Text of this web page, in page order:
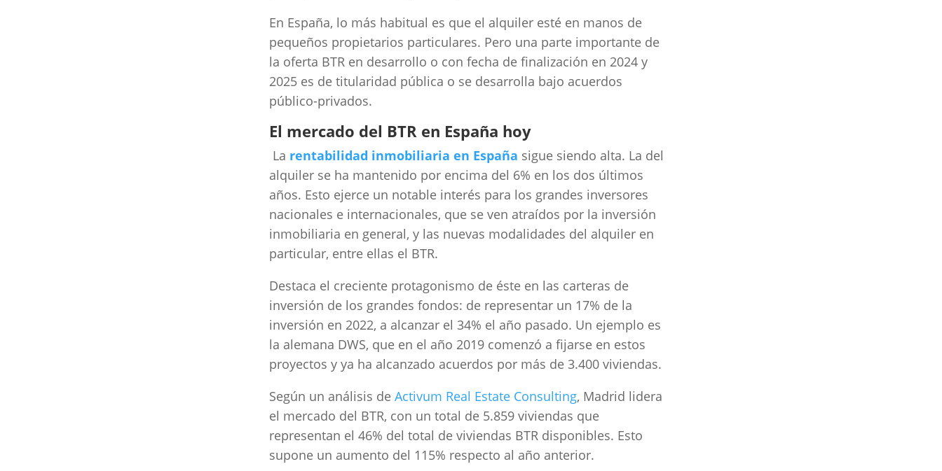
En España, lo más habitual es que el alquiler esté en manos de
pequeños propietarios particulares. Pero una parte importante de
la oferta BTR en desarrollo o con fecha de finalización en 2024 y
2025 es de titularidad pública o se desarrolla bajo acuerdos
público-privados.
El mercado del BTR en España hoy
La rentabilidad inmobiliaria en España sigue siendo alta. La del
alquiler se ha mantenido por encima del 6% en los dos últimos
años. Esto ejerce un notable interés para los grandes inversores
nacionales e internacionales, que se ven atraídos por la inversión
inmobiliaria en general, y las nuevas modalidades del alquiler en
particular, entre ellas el BTR.
Destaca el creciente protagonismo de éste en las carteras de
inversión de los grandes fondos: de representar un 17% de la
inversión en 2022, a alcanzar el 34% el año pasado. Un ejemplo es
la alemana DWS, que en el año 2019 comenzó a fijarse en estos
proyectos y ya ha alcanzado acuerdos por más de 3.400 viviendas.
Según un análisis de Activum Real Estate Consulting, Madrid lidera
el mercado del BTR, con un total de 5.859 viviendas que
representan el 46% del total de viviendas BTR disponibles. Esto
supone un aumento del 115% respecto al año anterior.